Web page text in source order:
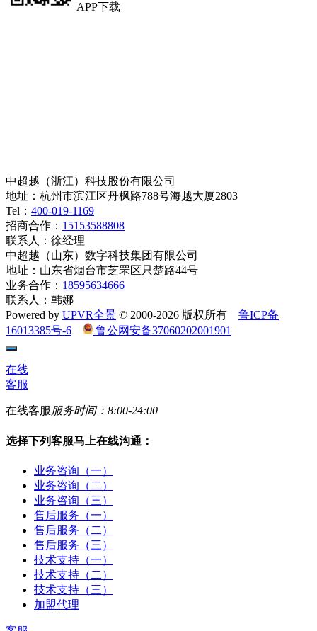
APP下载
中超越（浙江）科技股份有限公司
地址：杭州市滨江区丹枫路788号海越大厦2803
Tel： 400-019-1169
招商合作： 15153588808
联系人：徐经理
中超越（山东）数字科技集团有限公司
地址：山东省烟台市芝罘区只楚路44号
业务合作： 18595634666
联系人：韩娜
Powered by UPVR全景 © 2000-2026 版权所有 鲁ICP备
16013385号-6
鲁公网安备37060202001901
在线
客服
在线客服服务时间：8:00-24:00
选择下列客服马上在线沟通：
业务咨询（一）
业务咨询（二）
业务咨询（三）
售后服务（一）
售后服务（二）
售后服务（三）
技术支持（一）
技术支持（二）
技术支持（三）
加盟代理